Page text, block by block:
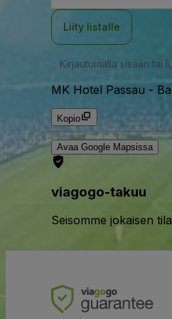
Liity listalle
Kirjautumalla sisään tai
MK Hotel Passau -
Kopio
Avaa Google Mapsissa
viagogo-takuu
Seisomme jokaisen